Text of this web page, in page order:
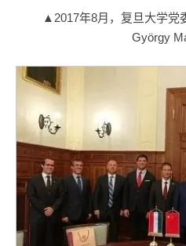
▲2017年8月，复旦大学党
György